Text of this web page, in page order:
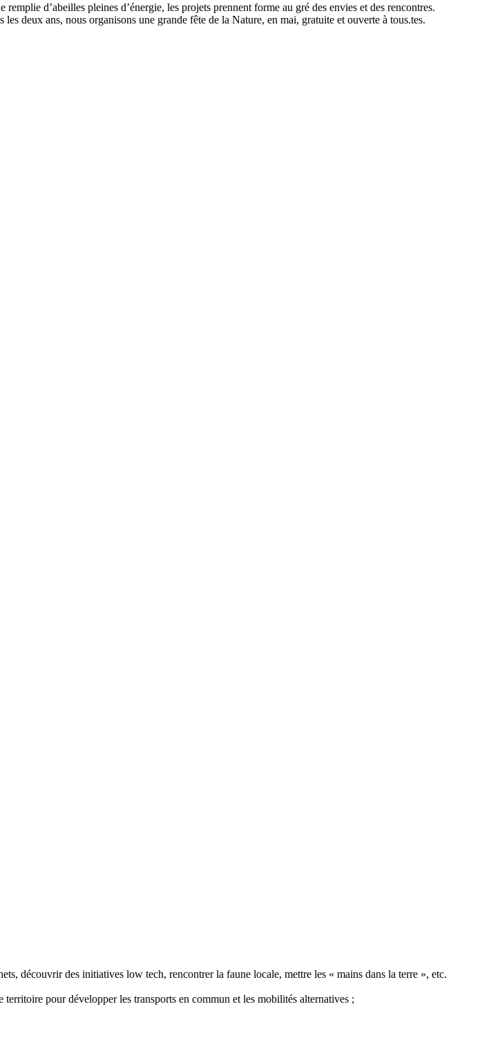
d’abeilles pleines d’énergie, les projets prennent forme au gré des envies et des rencontres.
deux ans, nous organisons une grande fête de la Nature, en mai, gratuite et ouverte à tous.tes.
découvrir des initiatives low tech, rencontrer la faune locale, mettre les « mains dans la terre », etc.
pour développer les transports en commun et les mobilités alternatives ;